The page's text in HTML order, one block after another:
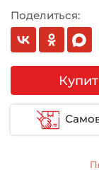
Поделиться: